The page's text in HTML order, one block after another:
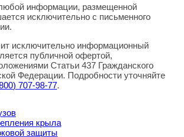
информации, размещенной
исключительно с письменного
исключительно информационный
публичной офертой,
Статьи 437 Гражданского
Федерации. Подробности уточняйте
) 707-98-77.
крыла
защиты